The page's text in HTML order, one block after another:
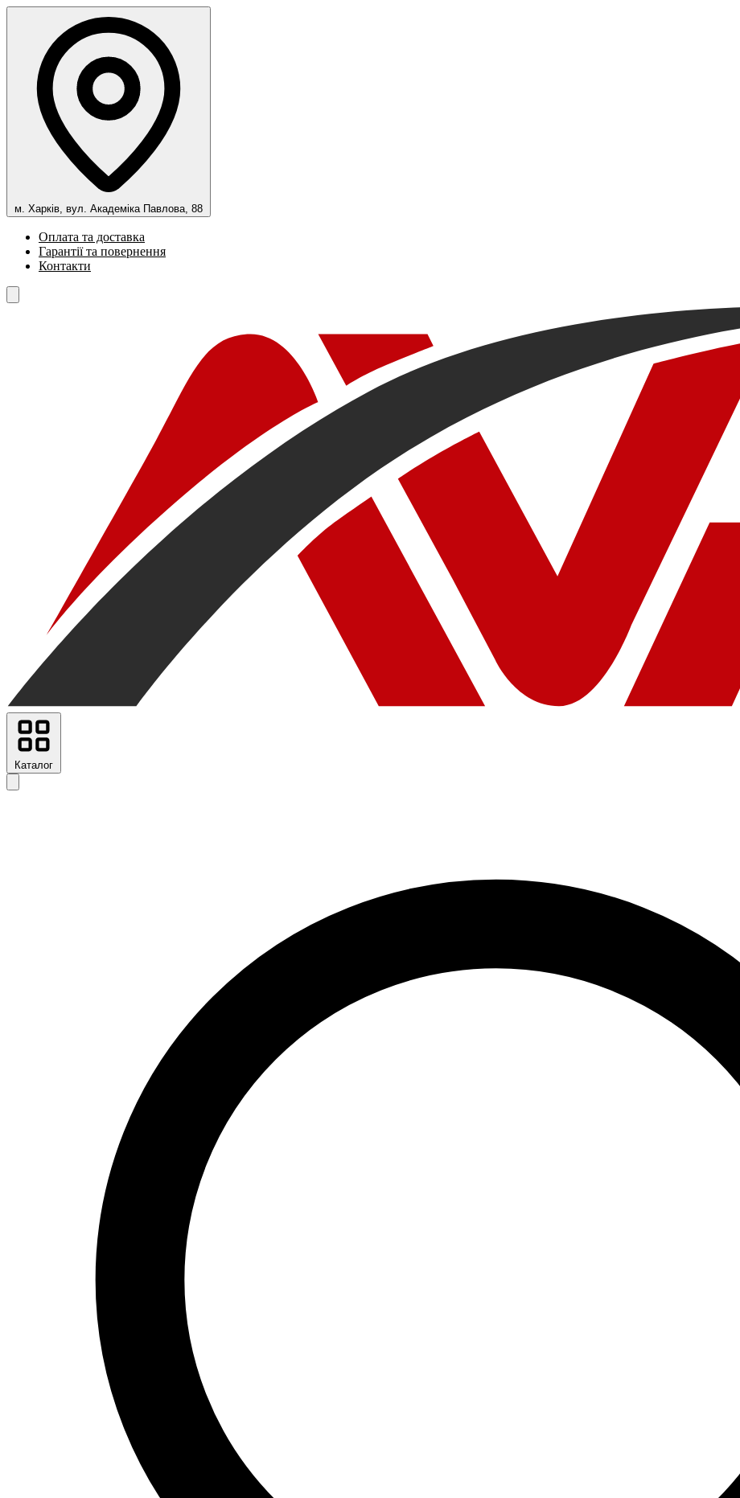
м. Харків, вул. Академіка Павлова, 88
Оплата та доставка
Гарантії та повернення
Контакти
Каталог